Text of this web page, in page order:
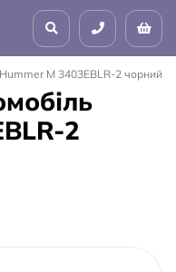
M 3403EBLR-2 чорний
2